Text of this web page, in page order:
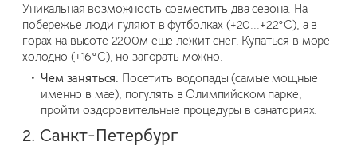
Уникальная возможность совместить два сезона. На
побережье люди гуляют в футболках (+20...+22°C), а в
горах на высоте 2200м еще лежит снег. Купаться в море
холодно (+16°C), но загорать можно.
Чем заняться: Посетить водопады (самые мощные
именно в мае), погулять в Олимпийском парке,
пройти оздоровительные процедуры в санаториях.
2. Санкт-Петербург